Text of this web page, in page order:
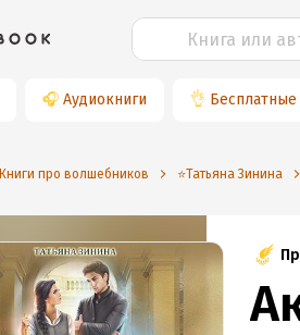
🎧 Аудиокниги 👌 Бесплатные
Книги про волшебников ⭐️Татьяна Зинина